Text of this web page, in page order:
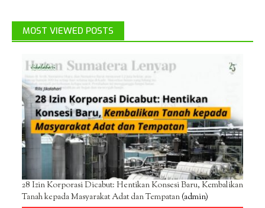
MOST VIEWED POSTS
28 Izin Korporasi Dicabut: Hentikan Konsesi Baru, Kembalikan
Tanah kepada Masyarakat Adat dan Tempatan(admin)